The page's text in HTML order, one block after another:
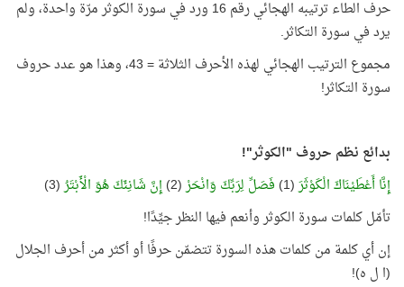
حرف الطاء ترتيبه الهجائي رقم 16 ورد في سورة الكوثر مرّة واحدة، ولم
يرد في سورة التكاثر.
مجموع الترتيب الهجائي لهذه الأحرف الثلاثة = 43، وهذا هو عدد حروف
سورة التكاثر!
بدائع نظم حروف "الكوثر"!
إِنَّا أَعْطَيْنَاكَ الْكَوْثَرَ(1) فَصَلِّ لِرَبِّكَ وَانْحَرْ(2) إِنَّ شَانِئَكَ هُوَ الْأَبْتَرُ(3)
تأمّل كلمات سورة الكوثر وأنعم فيها النظر جيِّدًا!
إن أي كلمة من كلمات هذه السورة تتضمّن حرفًا أو أكثر من أحرف الجلال
(ا ل ه)!